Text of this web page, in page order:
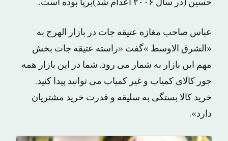
حسین (در سال ۲۰۰۶ اعدام شد)‌برپا بوده است.
عباس صاحب مغازه عتیقه جات در بازار الهرج به
«الشرق الاوسط »گفت «راسته عتیقه جات بخش
مهم این بازار به شمار می رود. شما در این بازار همه
جور کالای کمیاب و غیر کمیاب می توانید پیدا کنید.
خرید کالا بستگی به سلیقه و قدرت خرید مشتریان
دارد».